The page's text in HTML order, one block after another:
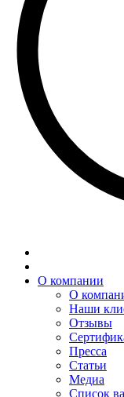
О компании
О
Наши
Отзывы
Пресса
Статьи
Медиа
Список